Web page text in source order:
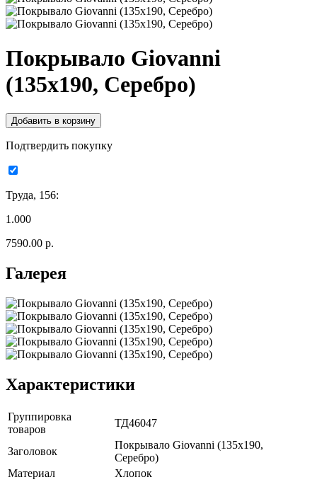
Покрывало Giovanni
(135x190, Серебро)
Подтвердить покупку
Труда, 156:
1.000
7590.00 р.
Галерея
Характеристики
Группировка
товаров
ТД46047
Заголовок
Покрывало Giovanni (135x190,
Серебро)
Материал
Хлопок